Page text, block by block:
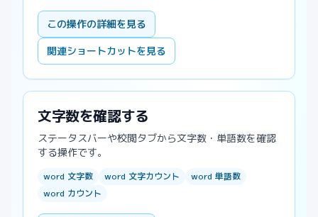
この操作の詳細を見る
関連ショートカットを見る
文字数を確認する
ステータスバーや校閲タブから文字数・単語数を確認
する操作です。
word 文字数 word 文字カウント
word 単語数
word カウント